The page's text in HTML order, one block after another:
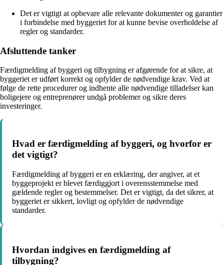
Det er vigtigt at opbevare alle relevante dokumenter og garantier
i forbindelse med byggeriet for at kunne bevise overholdelse af
regler og standarder.
Afsluttende tanker
Færdigmelding af byggeri og tilbygning er afgørende for at sikre, at
byggeriet er udført korrekt og opfylder de nødvendige krav. Ved at
følge de rette procedurer og indhente alle nødvendige tilladelser kan
boligejere og entreprenører undgå problemer og sikre deres
investeringer.
Hvad er færdigmelding af byggeri, og hvorfor er
det vigtigt?
Færdigmelding af byggeri er en erklæring, der angiver, at et
byggeprojekt er blevet færdiggjort i overensstemmelse med
gældende regler og bestemmelser. Det er vigtigt, da det sikrer, at
byggeriet er sikkert, lovligt og opfylder de nødvendige
standarder.
Hvordan indgives en færdigmelding af
tilbygning?